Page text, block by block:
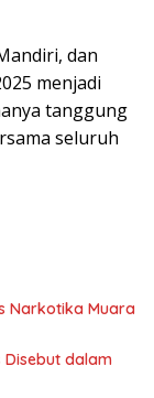
dan
menjadi
tanggung
seluruh
Narkotika Muara
Disebut dalam